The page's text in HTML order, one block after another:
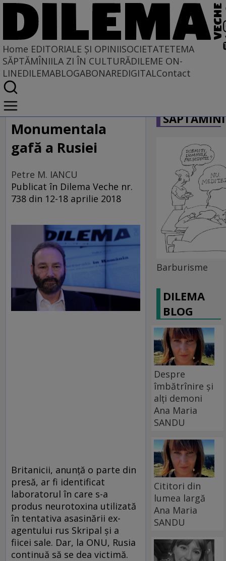
Home EDITORIALE ȘI OPINIISOCIETATETEMA
SĂPTĂMÎNIILA ZI ÎN CULTURĂDILEME ON-
LINEDILEMABLOGABONAREDIGITALContact
Home
EDITORIALE ȘI OPINII
PE CE LUME TRĂIM
Monumentala
gafă a Rusiei
Petre M. IANCU
Publicat în Dilema Veche nr.
738 din 12-18 aprilie 2018
Britanicii, anunţă o parte din
presă, ar fi identificat
laboratorul în care s-a
produs neurotoxina utilizată
în tentativa asasinării ex-
agentului rus Skripal şi a
fiicei sale. Dar, la ONU, Rusia
continuă să se dea victimă.
Barburisme
DILEMA
BLOG
Despre
îmbătrînire și
alți demoni
Ana Maria
SANDU
Cititori din
lumea largă
Ana Maria
SANDU